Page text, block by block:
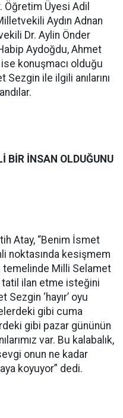
Öğretim Üyesi Adil
Aydın Adnan
Dr. Aylin Önder
Aydoğdu, Ahmet
ise konuşmacı olduğu
ile ilgili anılarını
BİR İNSAN OLDUĞUNU
Atay, “Benim İsmet
noktasında kesişmem
temelinde Milli Selamet
tatil ilan etme isteğini
‘hayır’ oyu
gibi cuma
gibi pazar gününün
var. Bu kalabalık,
onun ne kadar
koyuyor” dedi.